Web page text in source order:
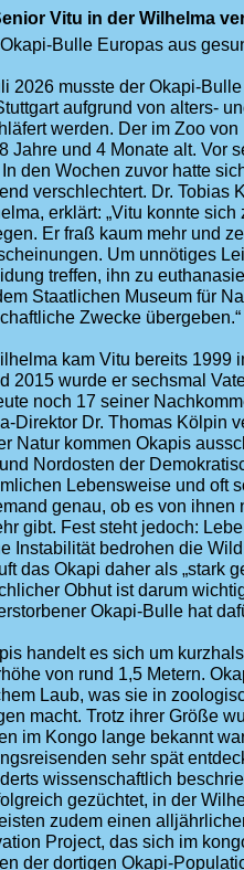
Vitu in der Wilhelma
Bulle Europas aus
2026 musste der Okapi-
aufgrund von alters-
werden. Der im Zoo
Jahre und 4 Monate alt. Vor
den Wochen zuvor hatte
verschlechtert. Dr. Tobias
erklärt: „Vitu konnte
Er fraß kaum mehr und
Um unnötiges
treffen, ihn zu
Staatlichen Museum für
Zwecke übergeben.“
kam Vitu bereits 1999
2015 wurde er sechsmal
noch 17 seiner
Direktor Dr. Thomas Kölpin
Natur kommen Okapis
Nordosten der
Lebensweise und oft
genau, ob es von ihnen
gibt. Fest steht jedoch:
Instabilität bedrohen die
das Okapi daher als „stark
Obhut ist darum
Okapi-Bulle hat
handelt es sich um
von rund 1,5 Metern.
Laub, was sie in
macht. Trotz ihrer Größe
im Kongo lange bekannt
sehr spät
wissenschaftlich
gezüchtet, in der
zudem einen
Project, das sich im
der dortigen Okapi-